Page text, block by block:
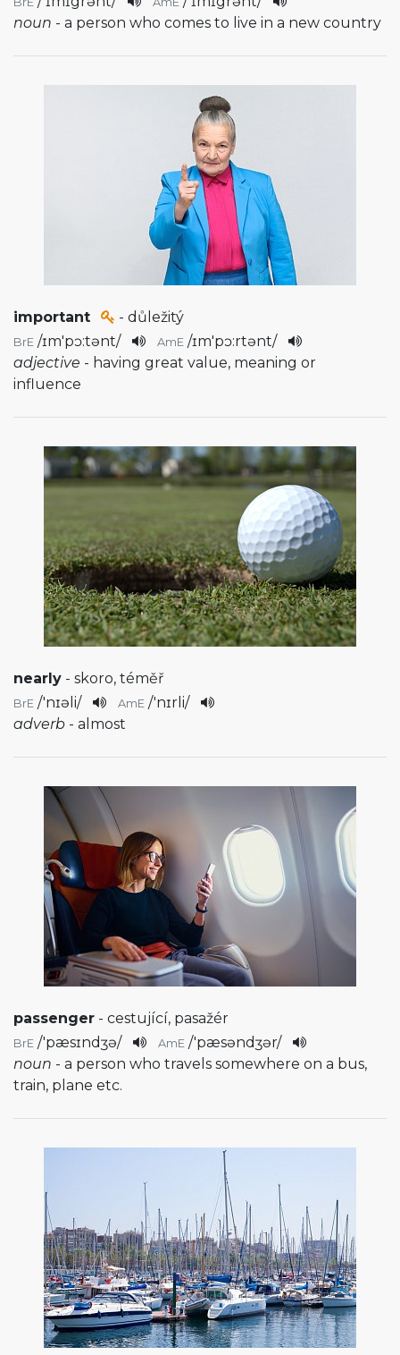
noun - a person who comes to live in a new country
important - důležitý
BrE /ɪm'pɔ:tənt/ AmE /ɪm'pɔ:rtənt/
adjective - having great value, meaning or
influence
nearly - skoro, téměř
BrE /'nɪəli/ AmE /'nɪrli/
adverb - almost
passenger - cestující, pasažér
BrE /'pæsɪndʒə/ AmE /'pæsəndʒər/
noun - a person who travels somewhere on a bus,
train, plane etc.